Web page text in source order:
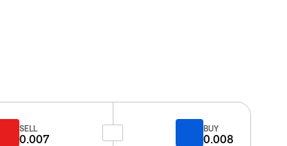
SELL
0.007
BUY
0.008